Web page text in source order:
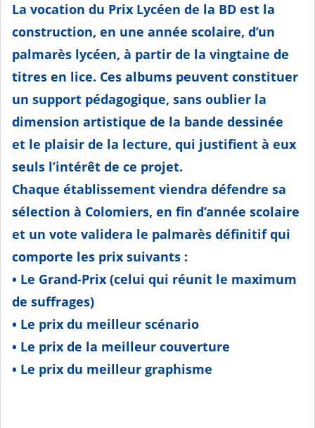
La vocation du Prix Lycéen de la BD est la
construction, en une année scolaire, d’un
palmarès lycéen, à partir de la vingtaine de
titres en lice. Ces albums peuvent constituer
un support pédagogique, sans oublier la
dimension artistique de la bande dessinée
et le plaisir de la lecture, qui justifient à eux
seuls l’intérêt de ce projet.
Chaque établissement viendra défendre sa
sélection à Colomiers, en fin d’année scolaire
et un vote validera le palmarès définitif qui
comporte les prix suivants :
• Le Grand-Prix (celui qui réunit le maximum
de suffrages)
• Le prix du meilleur scénario
• Le prix de la meilleur couverture
• Le prix du meilleur graphisme